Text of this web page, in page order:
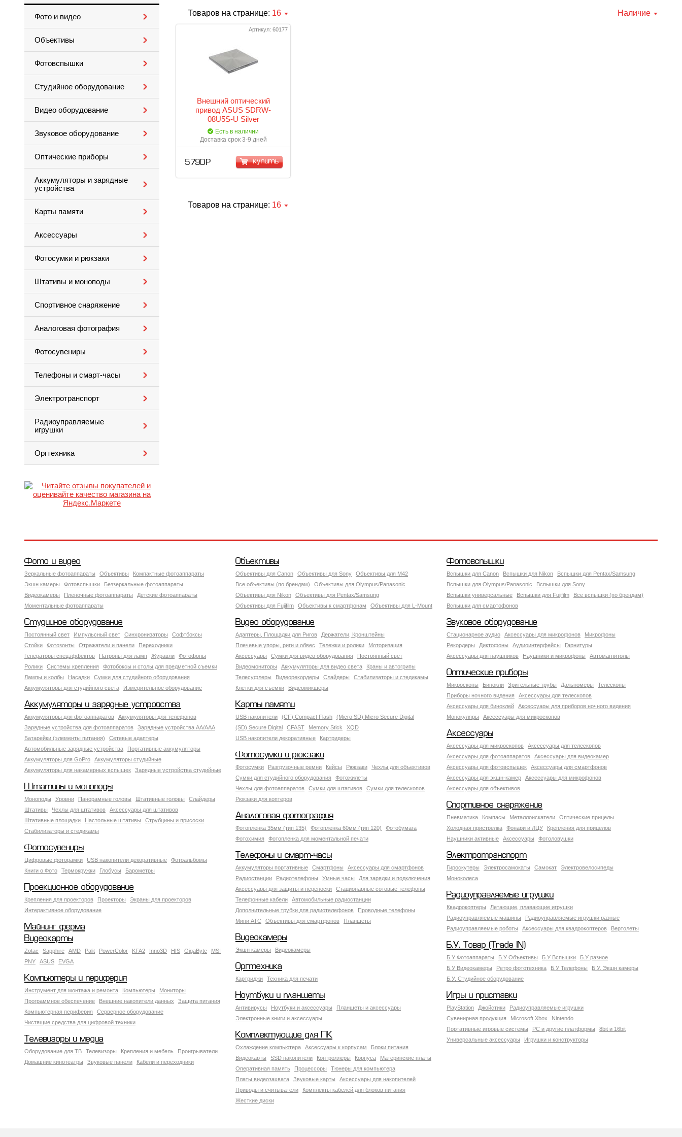
Фото и видео
Объективы
Фотовспышки
Студийное оборудование
Видео оборудование
Звуковое оборудование
Оптические приборы
Аккумуляторы и зарядные
устройства
Карты памяти
Аксессуары
Фотосумки и рюкзаки
Штативы и моноподы
Спортивное снаряжение
Аналоговая фотография
Фотосувениры
Телефоны и смарт-часы
Электротранспорт
Радиоуправляемые
игрушки
Оргтехника
Товаров на странице: 16 Наличие
Артикул: 60177
Внешний оптический
привод ASUS SDRW-
08U5S-U Silver
Есть в наличии
Доставка срок 3-9 дней
5 790 Р купить
Товаров на странице: 16
Фото и видео
Зеркальные фотоаппараты Объективы
Компактные фотоаппараты
Экшн камеры
Фотовспышки
Беззеркальные фотоаппараты
Видеокамеры
Пленочные фотоаппараты
Детские фотоаппараты
Моментальные фотоаппараты
Объективы
Объективы для Canon Объективы для Sony
Объективы для M42
Все объективы (по брендам)
Объективы для Olympus/Panasonic
Объективы для Nikon
Объективы для Pentax/Samsung
Объективы для Fujifilm
Объективы к смартфонам Объективы для L-Mount
Фотовспышки
Вспышки для Canon Вспышки для Nikon
Вспышки для Pentax/Samsung
Вспышки для Olympus/Panasonic
Вспышки для Sony
Вспышки универсальные
Вспышки для Fujifilm
Все вспышки (по брендам)
Вспышки для смартофонов
Студийное оборудование
Постоянный свет Импульсный свет Синхронизаторы
Софтбоксы
Стойки
Фотозонты Отражатели и панели
Переходники
Генераторы спецэффектов
Патроны для ламп Журавли
Фотофоны
Ролики
Системы крепления
Фотобоксы и столы для предметной съемки
Лампы и колбы
Насадки
Сумки для студийного оборудования
Аккумуляторы для студийного света
Измерительное оборудование
Видео оборудование
Адаптеры, Площадки для Ригов
Держатели, Кронштейны
Плечевые упоры, риги и обвес
Тележки и ролики
Моторизация
Аксессуары
Сумки для видео оборудования
Постоянный свет
Видеомониторы
Аккумуляторы для видео света
Краны и автогрипы
Телесуфлеры
Видеорекордеры Слайдеры
Стабилизаторы и стедикамы
Клетки для съёмки
Видеомикшеры
Звуковое оборудование
Стационарное аудио Аксессуары для микрофонов
Микрофоны
Рекордеры
Диктофоны Аудиоинтерфейсы
Гарнитуры
Аксессуары для наушников
Наушники и микрофоны Автомагнитолы
Оптические приборы
Микроскопы Бинокли Зрительные трубы Дальномеры
Телескопы
Приборы ночного видения
Аксессуары для телескопов
Аксессуары для биноклей
Аксессуары для приборов ночного видения
Монокуляры
Аксессуары для микроскопов
Аккумуляторы и зарядные устройства
Аккумуляторы для фотоаппаратов
Аккумуляторы для телефонов
Зарядные устройства для фотоаппаратов
Зарядные устройства AA/AAA
Батарейки (элементы питания)
Сетевые адаптеры
Автомобильные зарядные устройства
Портативные аккумуляторы
Аккумуляторы для GoPro
Аккумуляторы студийные
Аккумуляторы для накамерных вспышек
Зарядные устройства студийные
Карты памяти
USB накопители (CF) Compact Flash
(Micro SD) Micro Secure Digital
(SD) Secure Digital
CFAST Memory Stick
XQD
USB накопители декоративные
Картридеры Аксессуары
Аксессуары для микроскопов
Аксессуары для телескопов
Аксессуары для фотоаппаратов
Аксессуары для видеокамер
Аксессуары для фотовспышек
Аксессуары для смартфонов
Аксессуары для экшн-камер
Аксессуары для микрофонов
Аксессуары для объективов
Фотосумки и рюкзаки
Фотосумки Разгрузочные ремни Кейсы Рюкзаки
Чехлы для объективов
Сумки для студийного оборудования
Фотожилеты
Чехлы для фотоаппаратов
Сумки для штативов
Сумки для телескопов
Рюкзаки для коптеров
Штативы и моноподы
Моноподы Уровни Панорамные головы Штативные головы
Слайдеры
Штативы
Чехлы для штативов
Аксессуары для штативов
Штативные площадки
Настольные штативы
Струбцины и присоски
Стабилизаторы и стедикамы
Спортивное снаряжение
Пневматика Компасы Металлоискатели
Оптические прицелы
Холодная пристрелка
Фонари и ЛЦУ
Крепления для прицелов
Наушники активные
Аксессуары Фотоловушки
Аналоговая фотография
Фотопленка 35мм (тип 135) Фотопленка 60мм (тип 120)
Фотобумага
Фотохимия
Фотопленка для моментальной печати
Фотосувениры
Цифровые фоторамки USB накопители декоративные
Фотоальбомы
Книги о Фото
Термокружки Глобусы Барометры
Телефоны и смарт-часы
Аккумуляторы портативные Смартфоны
Аксессуары для смартфонов
Радиостанции
Радиотелефоны Умные часы
Для зарядки и подключения
Аксессуары для защиты и переноски
Стационарные сотовые телефоны
Телефонные кабели
Автомобильные радиостанции
Дополнительные трубки для радиотелефонов
Проводные телефоны
Мини АТС
Объективы для смартфонов Планшеты
Электротранспорт
Гироскутеры Электросамокаты Самокат
Электровелосипеды
Моноколеса
Проекционное оборудование
Крепления для проекторов Проекторы
Экраны для проекторов
Интерактивное оборудование
Радиоуправляемые игрушки
Квадрокоптеры
Летающие, плавающие игрушки
Радиоуправляемые машины
Радиоуправляемые игрушки разные
Радиоуправляемые роботы
Аксессуары для квадрокоптеров Вертолеты
Майнинг ферма
Видеокамеры
Экшн камеры Видеокамеры
Видеокарты
Zotac Sapphire AMD Palit PowerColor KFA2 Inno3D HIS GigaByte
MSI
PNY
ASUS EVGA
Б.У. Товар (Trade IN)
Б.У Фотоаппараты Б.У Объективы Б.У Вспышки
Б.У разное
Б.У Видеокамеры
Ретро фототехника Б.У Телефоны
Б.У. Экшн камеры
Б.У. Студийное оборудование
Оргтехника
Картриджи Техника для печати
Компьютеры и периферия
Инструмент для монтажа и ремонта Компьютеры
Мониторы
Программное обеспечение
Внешние накопители данных
Защита питания
Компьютерная периферия
Серверное оборудование
Чистящие средства для цифровой техники
Ноутбуки и планшеты
Антивирусы Ноутбуки и аксессуары
Планшеты и аксессуары
Электронные книги и аксессуары
Игры и приставки
PlayStation Джойстики
Радиоуправляемые игрушки
Сувенирная продукция
Microsoft Xbox
Nintendo
Портативные игровые системы
PC и другие платформы
8bit и 16bit
Универсальные аксессуары
Игрушки и конструкторы
Комплектующие для ПК
Охлаждение компьютера Аксессуары к корпусам
Блоки питания
Видеокарты
SSD накопители Контроллеры Корпуса
Материнские платы
Оперативная память
Процессоры
Тюнеры для компьютера
Платы видеозахвата
Звуковые карты
Аксессуары для накопителей
Приводы и считыватели
Комплекты кабелей для блоков питания
Жесткие диски
Телевизоры и медиа
Оборудование для ТВ Телевизоры Крепления и мебель
Проигрыватели
Домашние кинотеатры
Звуковые панели Кабели и переходники